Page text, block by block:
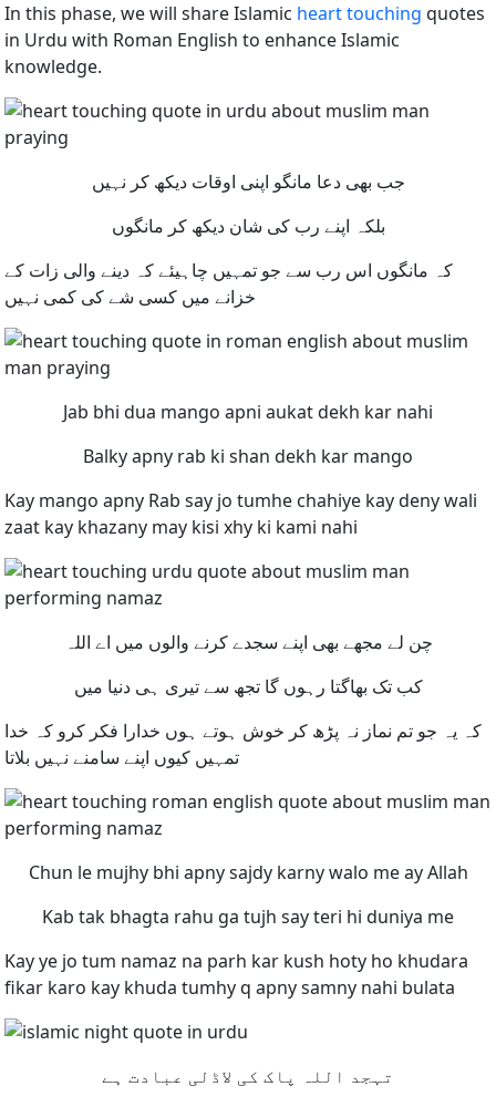
In this phase, we will share Islamic heart touching quotes
in Urdu with Roman English to enhance Islamic
knowledge.
جب بھی دعا مانگو اپنی اوقات دیکھ کر نہیں
بلکہ اپنے رب کی شان دیکھ کر مانگوں
کہ مانگوں اس رب سے جو تمہیں چاہیئے کہ دینے والی زات کے
خزانے میں کسی شے کی کمی نہیں
Jab bhi dua mango apni aukat dekh kar nahi
Balky apny rab ki shan dekh kar mango
Kay mango apny Rab say jo tumhe chahiye kay deny wali
zaat kay khazany may kisi xhy ki kami nahi
چن لے مجھے بھی اپنے سجدے کرنے والوں میں اے اللہ
کب تک بھاگتا رہوں گا تجھ سے تیری ہی دنیا میں
کہ یہ جو تم نماز نہ پڑھ کر خوش ہوتے ہوں خدارا فکر کرو کہ خدا
تمہیں کیوں اپنے سامنے نہیں بلاتا
Chun le mujhy bhi apny sajdy karny walo me ay Allah
Kab tak bhagta rahu ga tujh say teri hi duniya me
Kay ye jo tum namaz na parh kar kush hoty ho khudara
fikar karo kay khuda tumhy q apny samny nahi bulata
تہجد اللہ پاک کی لاڈلی عبادت ہے